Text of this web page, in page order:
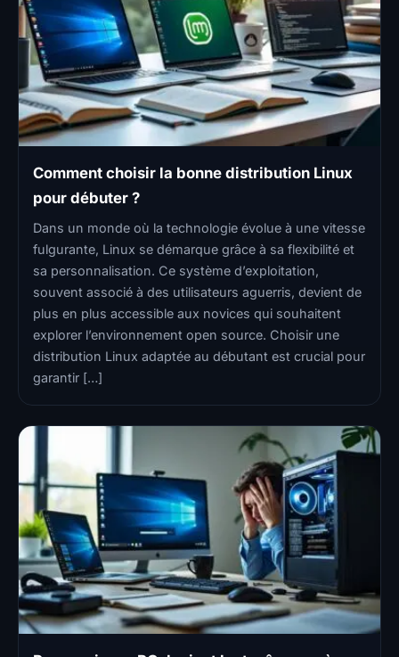
Comment choisir la bonne distribution Linux
pour débuter ?
Dans un monde où la technologie évolue à une vitesse
fulgurante, Linux se démarque grâce à sa flexibilité et
sa personnalisation. Ce système d’exploitation,
souvent associé à des utilisateurs aguerris, devient de
plus en plus accessible aux novices qui souhaitent
explorer l’environnement open source. Choisir une
distribution Linux adaptée au débutant est crucial pour
garantir […]